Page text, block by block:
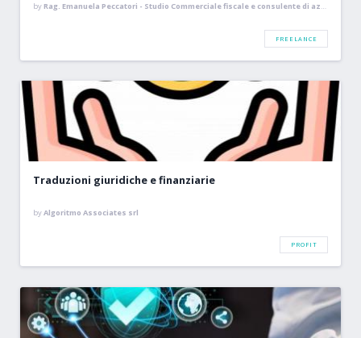
byRag. Emanuela Peccatori - Studio Commerciale fiscale e consulente di azienda
FREELANCE
Traduzioni giuridiche e finanziarie
byAlgoritmo Associates srl
PROFIT